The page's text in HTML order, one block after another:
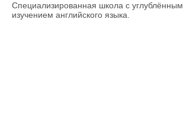
Специализированная школа с углублённым
изучением английского языка.